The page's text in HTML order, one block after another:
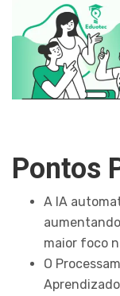
Pontos
A IA
maior foco
O